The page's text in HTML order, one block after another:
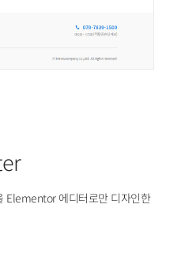
Elementor 에디터로만 디자인한